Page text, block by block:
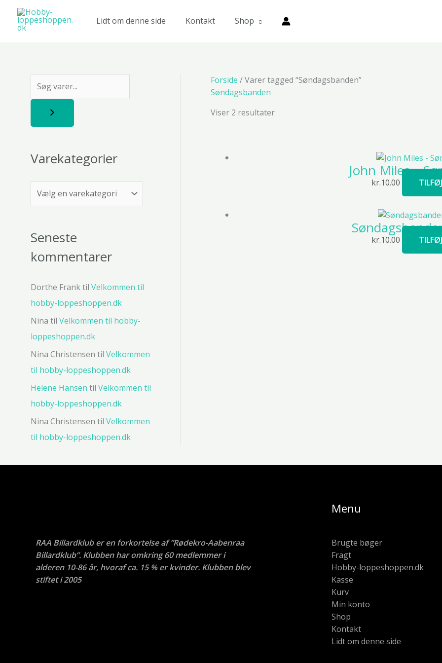
indholdet
Lidt om denne side Kontakt Shop
ø
Varekategorier
Seneste
kommentarer
Dorthe Franktil Velkommen til
hobby-loppeshoppen.dk
Nina til Velkommen til hobby-
loppeshoppen.dk
Nina Christensen til Velkommen
til hobby-loppeshoppen.dk
Helene Hansen til Velkommen til
hobby-loppeshoppen.dk
Nina Christensen til Velkommen
til hobby-loppeshoppen.dk
Forside / Varer tagged “Søndagsbanden”
Søndagsbanden
Viser 2 resultater
John Miles –
kr.10.00
kr.10.00
RAA Billardklub er en forkortelse af ”Rødekro-Aabenraa
Billardklub”. Klubben har omkring 60 medlemmer i
alderen 10-86 år, hvoraf ca. 15 % er kvinder. Klubben blev
stiftet i 2005
Menu
Brugte bøger
Fragt
Hobby-loppeshoppen.dk
Kasse
Kurv
Min konto
Shop
Kontakt
Lidt om denne side